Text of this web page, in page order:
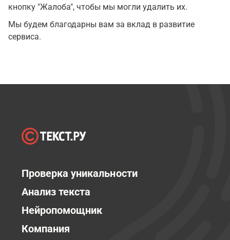
кнопку "Жалоба", чтобы мы могли удалить их.
Мы будем благодарны вам за вклад в развитие
сервиса.
Проверка уникальности
Анализ текста
Нейропомощник
Компания